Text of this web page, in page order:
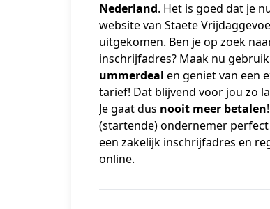
Nederland. Het is goed dat je
website van Staete
uitgekomen. Ben je op zoek
ummerdeal en geniet van een
tarief! Dat blijvend voor jou zo
Je gaat dus nooit meer betalen
(startende) ondernemer
een zakelijk inschrijfadres en
online.